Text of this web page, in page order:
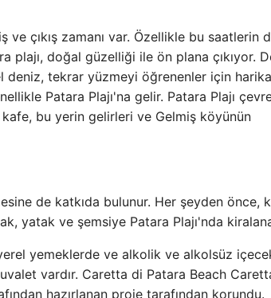
çıkış zamanı var. Özellikle bu saatlerin
plajı, doğal güzelliği ile ön plana çıkıyor.
deniz, tekrar yüzmeyi öğrenenler için
Patara Plajı'na gelir. Patara Plajı
bu yerin gelirleri ve Gelmiş köyünün
de katkıda bulunur. Her şeyden önce,
yatak ve şemsiye Patara Plajı'nda
yemeklerde ve alkolik ve alkolsüz
vardır. Caretta di Patara Beach
hazırlanan proje tarafından korundu.